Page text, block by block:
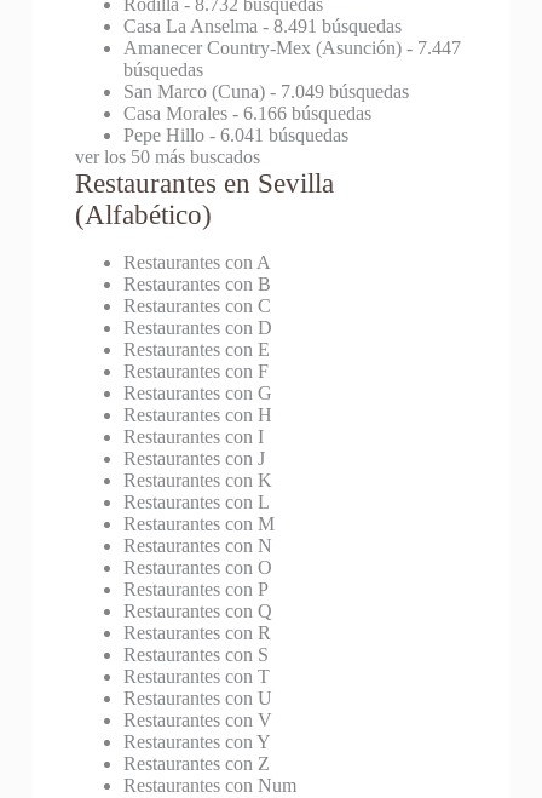
Rodilla - 8.732 búsquedas
Casa La Anselma - 8.491 búsquedas
Amanecer Country-Mex (Asunción)- 7.447
búsquedas
San Marco (Cuna)- 7.049 búsquedas
Casa Morales- 6.166 búsquedas
Pepe Hillo- 6.041 búsquedas
ver los 50 más buscados
Restaurantes en Sevilla
(Alfabético)
Restaurantes con A
Restaurantes con B
Restaurantes con C
Restaurantes con D
Restaurantes con E
Restaurantes con F
Restaurantes con G
Restaurantes con H
Restaurantes con I
Restaurantes con J
Restaurantes con K
Restaurantes con L
Restaurantes con M
Restaurantes con N
Restaurantes con O
Restaurantes con P
Restaurantes con Q
Restaurantes con R
Restaurantes con S
Restaurantes con T
Restaurantes con U
Restaurantes con V
Restaurantes con Y
Restaurantes con Z
Restaurantes con Num